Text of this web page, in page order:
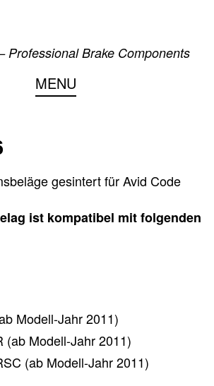
Professional Brake Components
MENU
ist kompatibel mit folgenden
Modell-Jahr 2011)
(ab Modell-Jahr 2011)
(ab Modell-Jahr 2011)